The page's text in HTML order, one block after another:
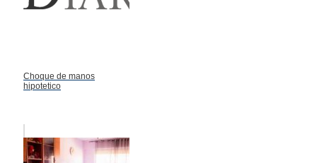
Choque de manos
hipotetico